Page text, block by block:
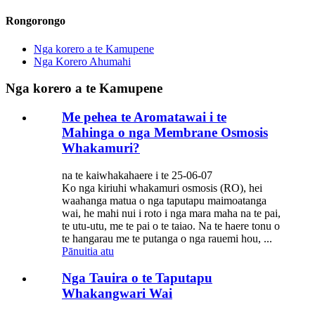
Rongorongo
Nga korero a te Kamupene
Nga Korero Ahumahi
Nga korero a te Kamupene
Me pehea te Aromatawai i te
Mahinga o nga Membrane Osmosis
Whakamuri?
na te kaiwhakahaere i te 25-06-07
Ko nga kiriuhi whakamuri osmosis (RO), hei
waahanga matua o nga taputapu maimoatanga
wai, he mahi nui i roto i nga mara maha na te pai,
te utu-utu, me te pai o te taiao. Na te haere tonu o
te hangarau me te putanga o nga rauemi hou, ...
Pānuitia atu
Nga Tauira o te Taputapu
Whakangwari Wai